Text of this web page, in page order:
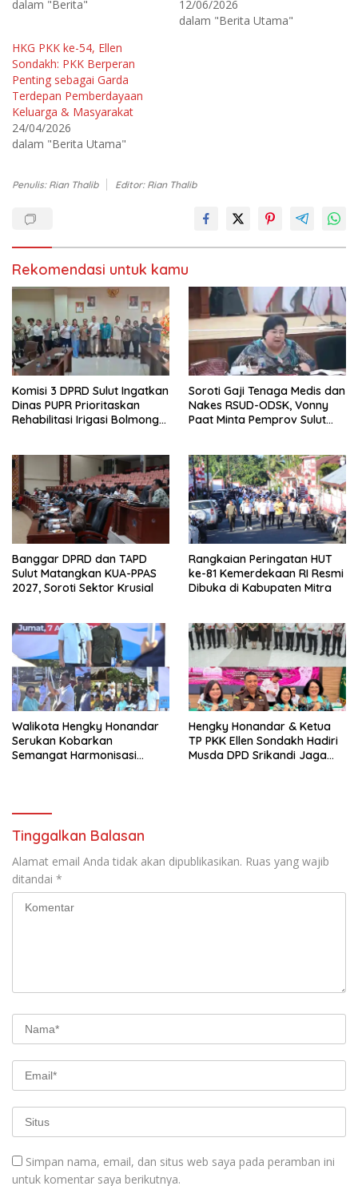
d
i
t
t
e
r
(
M
e
m
b
u
i
a
a
g
b
a
r
u
)
n
a
c
e
b
o
o
k
(
m
a
e
a
a
n
g
b
a
r
u
)
dalam "Berita"
12/06/2026
dalam "Berita Utama"
HKG PKK ke-54, Ellen
Sondakh: PKK Berperan
Penting sebagai Garda
Terdepan Pemberdayaan
Keluarga & Masyarakat
24/04/2026
dalam "Berita Utama"
Penulis: Rian Thalib Editor: Rian Thalib
Rekomendasi untuk kamu
Komisi 3 DPRD Sulut Ingatkan
Dinas PUPR Prioritaskan
Rehabilitasi Irigasi Bolmong
Soroti Gaji Tenaga Medis dan
Nakes RSUD-ODSK, Vonny
Paat Minta Pemprov Sulut
Banggar DPRD dan TAPD
Sulut Matangkan KUA-PPAS
2027, Soroti Sektor Krusial
Rangkaian Peringatan HUT
ke-81 Kemerdekaan RI Resmi
Dibuka di Kabupaten Mitra
Walikota Hengky Honandar
Serukan Kobarkan
Semangat Harmonisasi
Hengky Honandar & Ketua
TP PKK Ellen Sondakh Hadiri
Musda DPD Srikandi Jaga
Tinggalkan Balasan
Alamat email Anda tidak akan dipublikasikan. Ruas yang wajib
ditandai *
Simpan nama, email, dan situs web saya pada peramban ini
untuk komentar saya berikutnya.